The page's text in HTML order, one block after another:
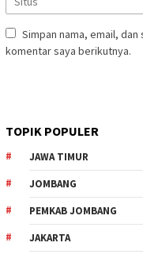
Simpan nama, email,
komentar saya berikutnya.
TOPIK POPULER
JAWA TIMUR
JOMBANG
PEMKAB JOMBANG
JAKARTA